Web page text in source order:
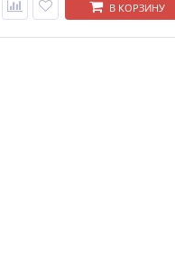
В КОРЗИНУ